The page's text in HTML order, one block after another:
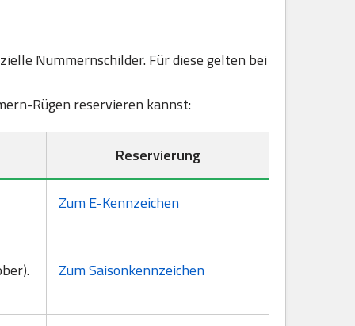
Nummernschilder. Für diese gelten bei
Rügen reservieren kannst:
Reservierung
Zum E-Kennzeichen
Zum Saisonkennzeichen